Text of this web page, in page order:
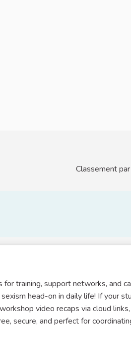
Classement par
training, support networks, and
head-on in daily life! If your
video recaps via cloud
secure, and perfect for